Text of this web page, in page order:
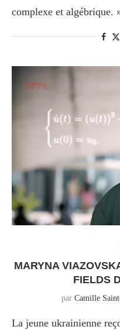
complexe et algébrique.
MARYNA
FIELDS
par Camille
La jeune ukrainienne